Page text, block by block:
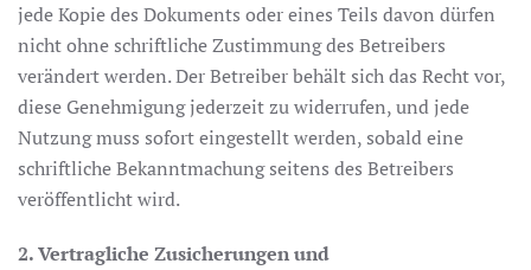
jede Kopie des Dokuments oder eines Teils davon dürfen
nicht ohne schriftliche Zustimmung des Betreibers
verändert werden. Der Betreiber behält sich das Recht vor,
diese Genehmigung jederzeit zu widerrufen, und jede
Nutzung muss sofort eingestellt werden, sobald eine
schriftliche Bekanntmachung seitens des Betreibers
veröffentlicht wird.
2. Vertragliche Zusicherungen und